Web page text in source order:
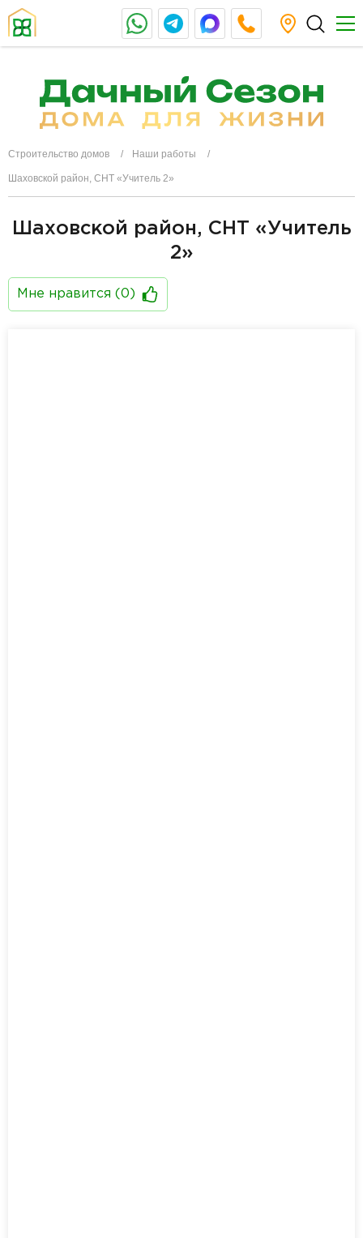
Строительство домов Наши работы
Шаховской район, СНТ «Учитель 2»
Шаховской район, СНТ «Учитель
2»
Мне нравится ( 0 )